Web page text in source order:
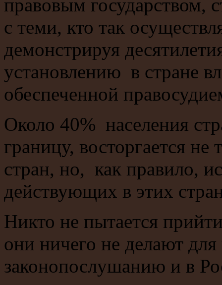
правовым государством,
с теми, кто так
демонстрируя
установлению в стране
обеспеченной
Около 40% населения
границу, восторгается
стран, но, как правило,
действующих в этих
Никто не пытается
они ничего не делают
законопослушанию и в